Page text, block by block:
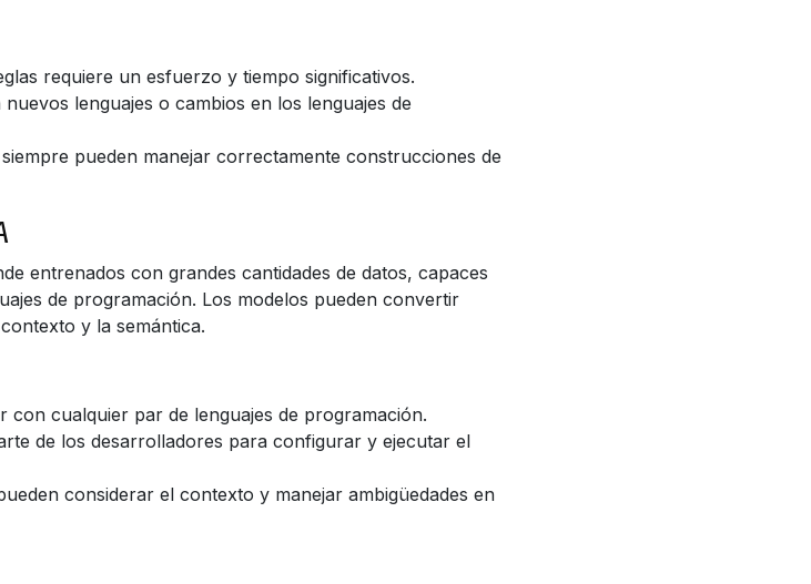
requiere un esfuerzo y tiempo significativos.
lenguajes o cambios en los lenguajes de
pueden manejar correctamente construcciones de
entrenados con grandes cantidades de datos, capaces
de programación. Los modelos pueden convertir
y la semántica.
con cualquier par de lenguajes de programación.
de los desarrolladores para configurar y ejecutar el
considerar el contexto y manejar ambigüedades en